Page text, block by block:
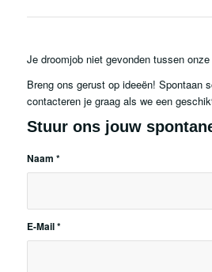
Je droomjob niet gevonden tussen
Breng ons gerust op ideeën! Spontaan
contacteren je graag als we een
Stuur ons jouw
Naam *
E-Mail*